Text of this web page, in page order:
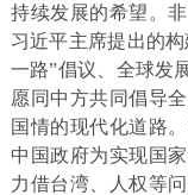
持续发展的希望。
习近平主席提出的
一路”倡议、全球发
愿同中方共同倡导
国情的现代化道路
中国政府为实现国
力借台湾、人权等